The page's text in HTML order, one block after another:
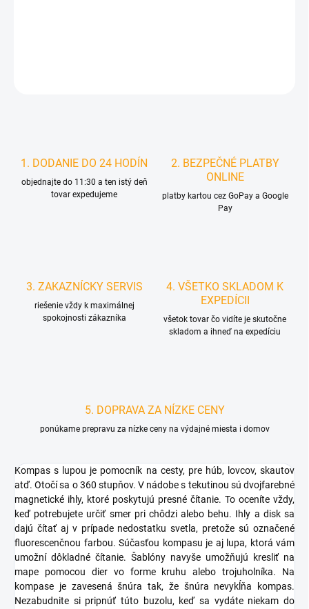
1. DODANIE DO 24 HODÍN
objednajte do 11:30 a ten istý deň
tovar expedujeme
2. BEZPEČNÉ PLATBY
ONLINE
platby kartou cez GoPay a Google
Pay
3. ZAKAZNÍCKY SERVIS
riešenie vždy k maximálnej
spokojnosti zákazníka
4. VŠETKO SKLADOM K
EXPEDÍCII
všetok tovar čo vidíte je skutočne
skladom a ihneď na expedíciu
5. DOPRAVA ZA NÍZKE CENY
ponúkame prepravu za nízke ceny na výdajné miesta i domov
Kompas s lupou je pomocník na cesty, pre húb, lovcov, skautov
atď. Otočí sa o 360 stupňov. V nádobe s tekutinou sú dvojfarebné
magnetické ihly, ktoré poskytujú presné čítanie. To oceníte vždy,
keď potrebujete určiť smer pri chôdzi alebo behu. Ihly a disk sa
dajú čítať aj v prípade nedostatku svetla, pretože sú označené
fluorescenčnou farbou. Súčasťou kompasu je aj lupa, ktorá vám
umožní dôkladné čítanie. Šablóny navyše umožňujú kresliť na
mape pomocou dier vo forme kruhu alebo trojuholníka. Na
kompase je zavesená šnúra tak, že šnúra nevykĺňa kompas.
Nezabudnite si pripnúť túto buzolu, keď sa vydáte niekam do